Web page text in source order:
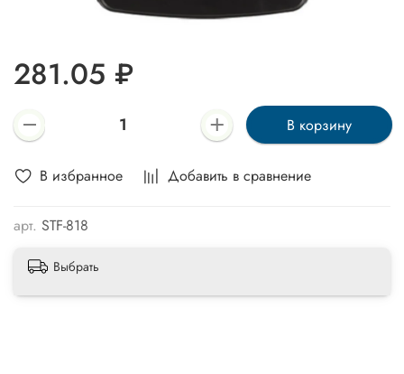
В избранное Добавить в сравнение
арт. STF-818
281.05 ₽
В корзину
Выбрать